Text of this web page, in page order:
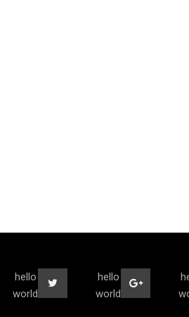
hello
world
hello
world